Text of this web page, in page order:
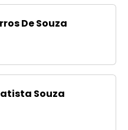
De Souza
Souza